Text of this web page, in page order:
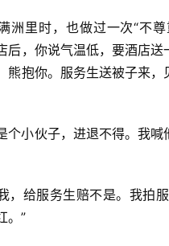
洲里时，也做过一次“不
后，你说气温低，要酒店送
熊抱你。服务生送被子来，
个小伙子，进退不得。我喊
，给服务生赔不是。我拍
。”